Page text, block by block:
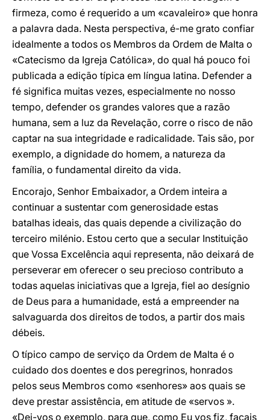
firmeza, como é requerido a um «cavaleiro» que honra
a palavra dada. Nesta perspectiva, é-me grato confiar
idealmente a todos os Membros da Ordem de Malta o
«Catecismo da Igreja Católica», do qual há pouco foi
publicada a edição típica em língua latina. Defender a
fé significa muitas vezes, especialmente no nosso
tempo, defender os grandes valores que a razão
humana, sem a luz da Revelação, corre o risco de não
captar na sua integridade e radicalidade. Tais são, por
exemplo, a dignidade do homem, a natureza da
família, o fundamental direito da vida.
Encorajo, Senhor Embaixador, a Ordem inteira a
continuar a sustentar com generosidade estas
batalhas ideais, das quais depende a civilização do
terceiro milénio. Estou certo que a secular Instituição
que Vossa Excelência aqui representa, não deixará de
perseverar em oferecer o seu precioso contributo a
todas aquelas iniciativas que a Igreja, fiel ao desígnio
de Deus para a humanidade, está a empreender na
salvaguarda dos direitos de todos, a partir dos mais
débeis.
O típico campo de serviço da Ordem de Malta é o
cuidado dos doentes e dos peregrinos, honrados
pelos seus Membros como «senhores» aos quais se
deve prestar assistência, em atitude de «servos ».
«Dei-vos o exemplo, para que, como Eu vos fiz, façais